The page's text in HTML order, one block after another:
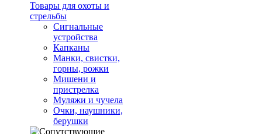
Товары для охоты и
стрельбы
Сигнальные
устройства
Капканы
Манки, свистки,
горны, рожки
Мишени и
пристрелка
Муляжи и чучела
Очки, наушники,
берушки